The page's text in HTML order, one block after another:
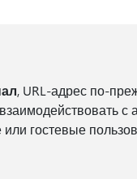
, URL-адрес по-
с
гостевые